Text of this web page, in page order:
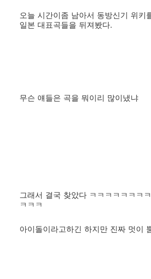
오늘 시간이좀 남아서 동방신기 위키
일본 대표곡들을 뒤져봤다.
무슨 얘들은 곡을 뭐이리 많이냈냐
그래서 결국 찾았다 ㅋㅋㅋㅋㅋㅋㅋ
ㅋㅋㅋ
아이돌이라고하긴 하지만 진짜 멋이